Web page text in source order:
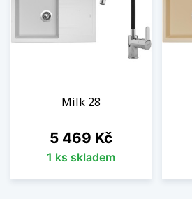
Milk 28
Cena
5 469 Kč
1 ks skladem